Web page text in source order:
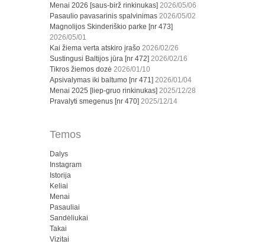
Menai 2026 [saus-birž rinkinukas] 2026/05/06
Pasaulio pavasarinis spalvinimas 2026/05/02
Magnolijos Skinderiškio parke [nr 473]
2026/05/01
Kai žiema verta atskiro įrašo 2026/02/26
Sustingusi Baltijos jūra [nr 472] 2026/02/16
Tikros žiemos dozė 2026/01/10
Apsivalymas iki baltumo [nr 471] 2026/01/04
Menai 2025 [liep-gruo rinkinukas] 2025/12/28
Pravalyti smegenus [nr 470] 2025/12/14
Temos
Dalys
Instagram
Istorija
Keliai
Menai
Pasauliai
Sandėliukai
Takai
Vizitai